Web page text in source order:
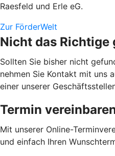
Raesfeld und Erle eG.
Zur FörderWelt
Nicht das Richtige
Sollten Sie bisher nicht
nehmen Sie Kontakt mit uns
einer unserer
Termin
Mit unserer Online-
und einfach Ihren